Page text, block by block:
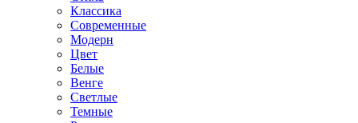
Классика
Современные
Модерн
Цвет
Белые
Венге
Светлые
Темные